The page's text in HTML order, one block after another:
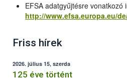
EFSA adatgyűjtésre vonatkozó
http://www.efsa.europa.eu/
Friss hírek
2026. július 15, szerda
125 éve történt